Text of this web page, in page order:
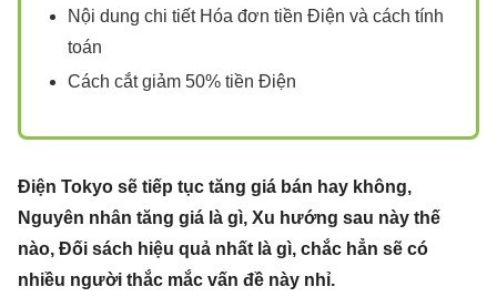
Nội dung chi tiết Hóa đơn tiền Điện và cách tính
toán
Cách cắt giảm 50% tiền Điện
Điện Tokyo sẽ tiếp tục tăng giá bán hay không,
Nguyên nhân tăng giá là gì, Xu hướng sau này thế
nào, Đối sách hiệu quả nhất là gì, chắc hẳn sẽ có
nhiều người thắc mắc vấn đề này nhỉ.